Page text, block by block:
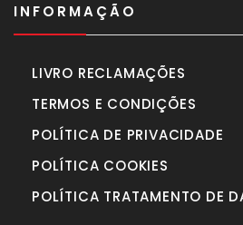
INFORMAÇÃO
LIVRO RECLAMAÇÕES
TERMOS E CONDIÇÕES
POLÍTICA DE PRIVACIDADE
POLÍTICA COOKIES
POLÍTICA TRATAMENTO DE